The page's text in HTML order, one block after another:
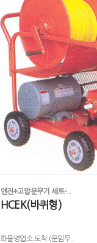
엔진+고압분무기 세트-..
HCEK(바퀴형)
화물영업소 도착 (운임무..